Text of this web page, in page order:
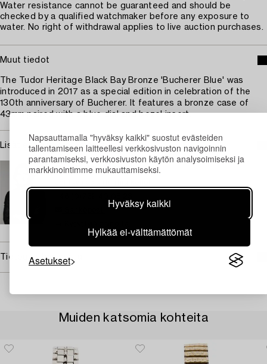
Napsauttamalla "hyväksy kaikki" suostut evästeiden
tallentamiseen laitteellesi verkkosivuston navigoinnin
parantamiseksi, verkkosivuston käytön analysoimiseksi ja
markkinointimme mukauttamiseksi.
Hyväksy kaikki
Hylkää ei-välttämättömät
Asetukset
Water resistance cannot be guaranteed and should be
checked by a qualified watchmaker before any exposure to
water. No right of withdrawal applies to live auction purchases.
Muut tiedot
The Tudor Heritage Black Bay Bronze 'Bucherer Blue' was
introduced in 2017 as a special edition in celebration of the
130th anniversary of Bucherer. It features a bronze case of
43mm paired with a blue dial and bezel insert.
Lisätietoja ja kuntoraportit
Carl Palmegren
Tietoa ostamisesta
Muiden katsomia kohteita